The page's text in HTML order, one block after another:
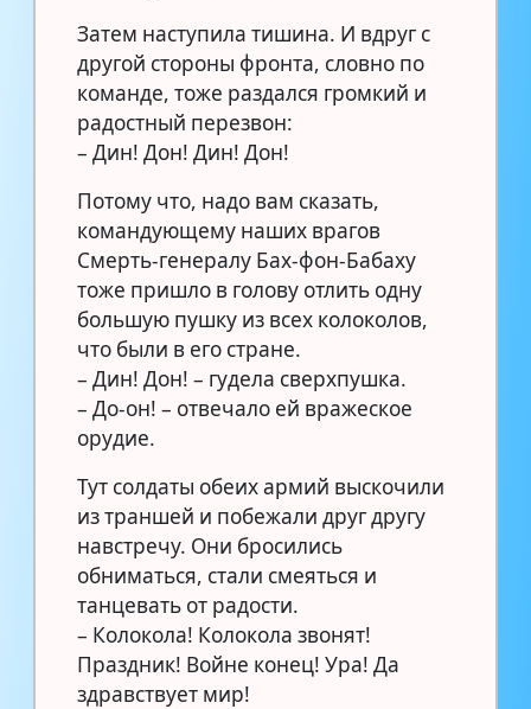
Затем наступила тишина. И вдруг с
другой стороны фронта, словно по
команде, тоже раздался громкий и
радостный перезвон:
– Дин! Дон! Дин! Дон!
Потому что, надо вам сказать,
командующему наших врагов
Смерть-генералу Бах-фон-Бабаху
тоже пришло в голову отлить одну
большую пушку из всех колоколов,
что были в его стране.
– Дин! Дон! – гудела сверхпушка.
– До-он! – отвечало ей вражеское
орудие.
Тут солдаты обеих армий выскочили
из траншей и побежали друг другу
навстречу. Они бросились
обниматься, стали смеяться и
танцевать от радости.
– Колокола! Колокола звонят!
Праздник! Войне конец! Ура! Да
здравствует мир!